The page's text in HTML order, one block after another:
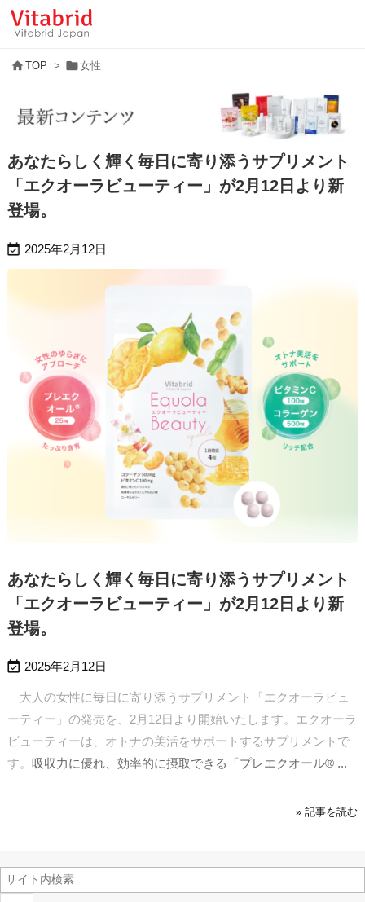
 TOP > 女性
あなたらしく輝く毎日に寄り添うサプリメント
「エクオーラビューティー」が2月12日より新
登場。
 2025年2月12日
あなたらしく輝く毎日に寄り添うサプリメント
「エクオーラビューティー」が2月12日より新
登場。
 2025年2月12日
大人の女性に毎日に寄り添うサプリメント「エクオーラビュ
ーティー」の発売を、2月12日より開始いたします。エクオーラ
ビューティーは、オトナの美活をサポートするサプリメントで
す。 吸収力に優れ、効率的に摂取できる「プレエクオール® ...
» 記事を読む